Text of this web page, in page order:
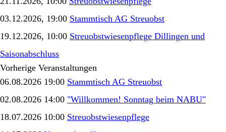
03.12.2026, 19:00 Stammtisch AG Streuobst
19.12.2026, 10:00 Streuobstwiesenpflege Dillingen und
Saisonabschluss
Vorherige Veranstaltungen
06.08.2026 19:00 Stammtisch AG Streuobst
02.08.2026 14:00 "Willkommen! Sonntag beim NABU"
18.07.2026 10:00 Streuobstwiesenpflege